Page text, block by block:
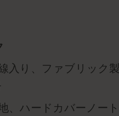
入り、ファブリック
、ハードカバーノー